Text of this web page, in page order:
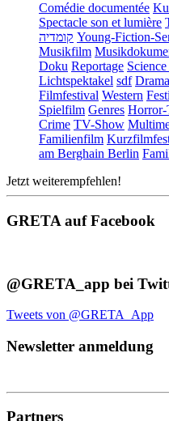
Comédie documentée
Spectacle son et lumière
קומדיה Young-Fiction-
Musikfilm
Doku Reportage
Lichtspektakel sdf
Filmfestival Western
Spielfilm Genres
Crime TV-Show
Familienfilm
am Berghain Berlin
Jetzt weiterempfehlen!
GRETA auf Facebook
@GRETA_app bei
Tweets von @GRETA_App
Newsletter anmeldung
Partners